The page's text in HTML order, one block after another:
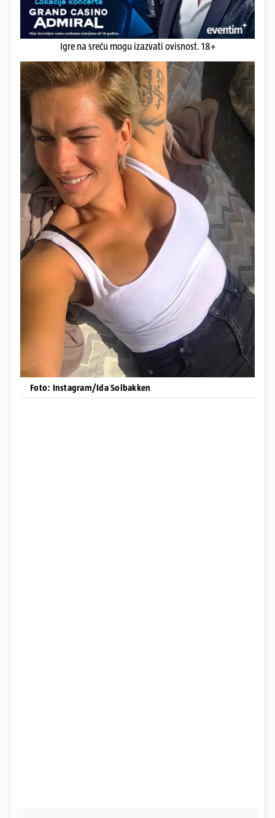
Igre na sreću mogu izazvati ovisnost. 18+
Foto: Instagram/Ida Solbakken